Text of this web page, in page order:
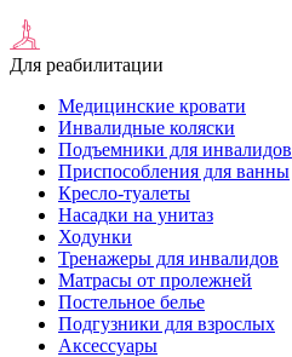
Для реабилитации
Медицинские кровати
Инвалидные коляски
Подъемники для инвалидов
Приспособления для ванны
Кресло-туалеты
Насадки на унитаз
Ходунки
Тренажеры для инвалидов
Матрасы от пролежней
Постельное белье
Подгузники для взрослых
Аксессуары